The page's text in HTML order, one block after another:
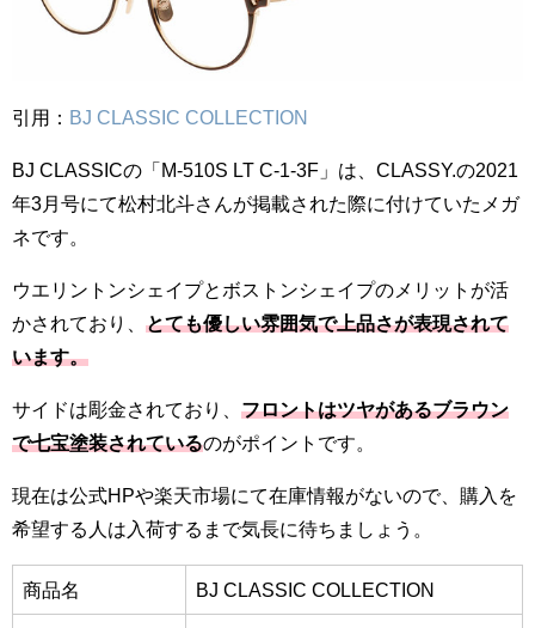
引用： BJ CLASSIC COLLECTION
BJ CLASSICの「M-510S LT C-1-3F」は、CLASSY.の2021
年3月号にて松村北斗さんが掲載された際に付けていたメガ
ネです。
ウエリントンシェイプとボストンシェイプのメリットが活
かされており、 とても優しい雰囲気で上品さが表現されて
います。
サイドは彫金されており、 フロントはツヤがあるブラウン
で七宝塗装されているのがポイントです。
現在は公式HPや楽天市場にて在庫情報がないので、購入を
希望する人は入荷するまで気長に待ちましょう。
商品名 BJ CLASSIC COLLECTION